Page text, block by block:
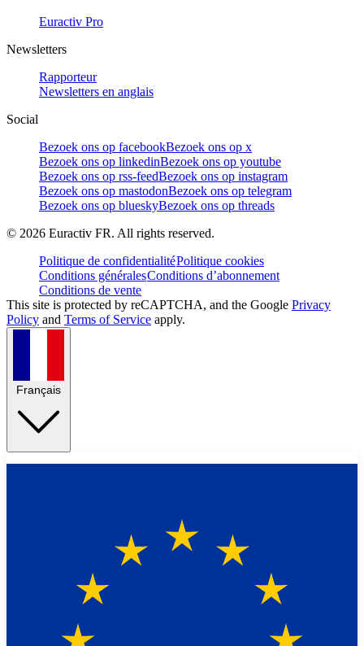
Euractiv Pro
Newsletters
Rapporteur
Newsletters en anglais
Social
Bezoek ons op facebookBezoek ons op x
Bezoek ons op linkedinBezoek ons op youtube
Bezoek ons op rss-feedBezoek ons op instagram
Bezoek ons op mastodonBezoek ons op telegram
Bezoek ons op blueskyBezoek ons op threads
© 2026 Euractiv FR. All rights reserved.
Politique de confidentialitéPolitique cookies
Conditions généralesConditions d’abonnement
Conditions de vente
This site is protected by reCAPTCHA, and the Google Privacy
Policy and Terms of Service apply.
Français